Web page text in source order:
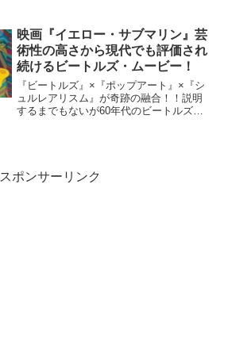
あることは言うまでもない。『ハロウィ
ン』・『ニューヨーク199...
映画『イエロー・サブマリン』芸
術性の高さから現代でも評価され
続けるビートルズ・ムービー！
『ビートルズ』×『ポップアート』×『シ
ュルレアリスム』が奇跡の融合！！説明
するまでもないが60年代のビートルズの
スポンサーリンク